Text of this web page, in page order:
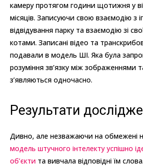
камеру протягом години щотижня у
місяців. Записуючи свою взаємодію з
відвідування парку та взаємодію зі
котами. Записані відео та
подавали в модель ШІ. Яка була
розуміння зв’язку між зображеннями
з’являються одночасно.
Результати
Дивно, але незважаючи на обмежені
модель штучного інтелекту успішно
об’єкти та вивчала відповідні їм